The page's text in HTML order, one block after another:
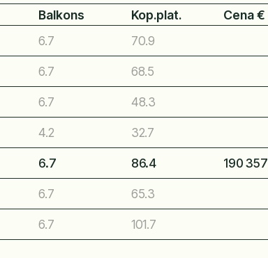
Balkons Kop.plat. Cena €
6.7 70.9
6.7 68.5
6.7 48.3
4.2 32.7
6.7 86.4 190 357
6.7 65.3
6.7 101.7